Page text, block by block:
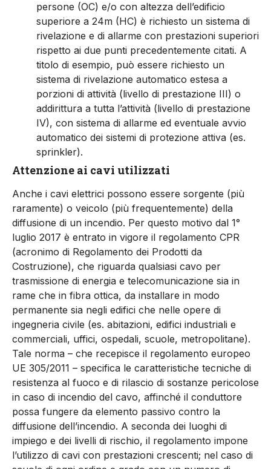
persone (OC) e/o con altezza dell’edificio
superiore a 24m (HC) è richiesto un sistema di
rivelazione e di allarme con prestazioni superiori
rispetto ai due punti precedentemente citati. A
titolo di esempio, può essere richiesto un
sistema di rivelazione automatico estesa a
porzioni di attività (livello di prestazione III) o
addirittura a tutta l’attività (livello di prestazione
IV), con sistema di allarme ed eventuale avvio
automatico dei sistemi di protezione attiva (es.
sprinkler).
Attenzione ai cavi utilizzati
Anche i cavi elettrici possono essere sorgente (più
raramente) o veicolo (più frequentemente) della
diffusione di un incendio. Per questo motivo dal 1°
luglio 2017 è entrato in vigore il regolamento CPR
(acronimo di Regolamento dei Prodotti da
Costruzione), che riguarda qualsiasi cavo per
trasmissione di energia e telecomunicazione sia in
rame che in fibra ottica, da installare in modo
permanente sia negli edifici che nelle opere di
ingegneria civile (es. abitazioni, edifici industriali e
commerciali, uffici, ospedali, scuole, metropolitane).
Tale norma – che recepisce il regolamento europeo
UE 305/2011 – specifica le caratteristiche tecniche di
resistenza al fuoco e di rilascio di sostanze pericolose
in caso di incendio del cavo, affinché il conduttore
possa fungere da elemento passivo contro la
diffusione dell’incendio. A seconda dei luoghi di
impiego e dei livelli di rischio, il regolamento impone
l’utilizzo di cavi con prestazioni crescenti; nel caso di